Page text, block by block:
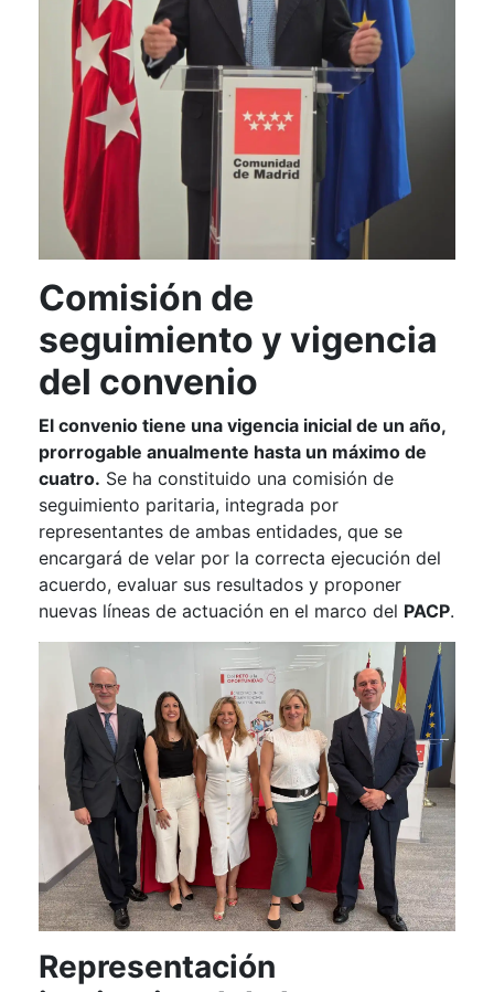
Comisión de
seguimiento y vigencia
del convenio
El convenio tiene una vigencia inicial de un año,
prorrogable anualmente hasta un máximo de
cuatro. Se ha constituido una comisión de
seguimiento paritaria, integrada por
representantes de ambas entidades, que se
encargará de velar por la correcta ejecución del
acuerdo, evaluar sus resultados y proponer
nuevas líneas de actuación en el marco del PACP.
Representación